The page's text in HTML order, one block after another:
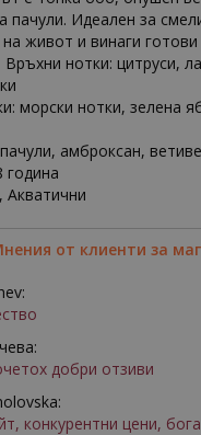
пачули. Идеален за
живот и винаги готови
нотки: цитруси,
морски нотки, зелена
амброксан,
година
Акватични
от клиенти за
добри отзиви
конкурентни цени,